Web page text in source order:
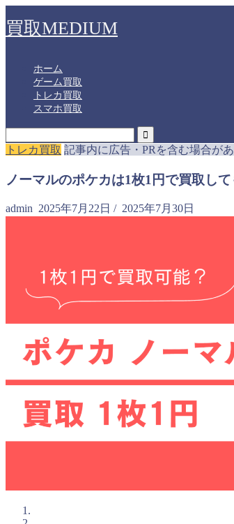
買取MEDIUM
ホーム
ゲーム買取
トレカ買取
スマホ買取
トレカ買取 記事内に広告・PRを含む場合が
ノーマルのポケカは1枚1円で買取し
admin 2025年7月22日 / 2025年7月30日